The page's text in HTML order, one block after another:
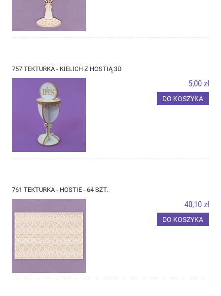
757 TEKTURKA - KIELICH Z HOSTIĄ 3D
5,00 zł
DO KOSZYKA
761 TEKTURKA - HOSTIE - 64 SZT.
40,10 zł
DO KOSZYKA